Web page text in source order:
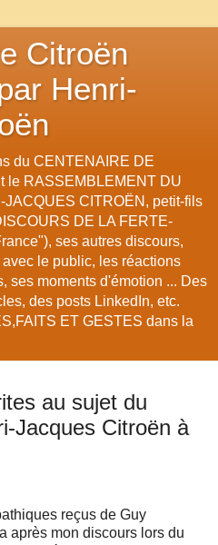
Citroën
Henri-
du CENTENAIRE DE
le RASSEMBLEMENT DU
CITROËN, petit-fils
DE LA FERTE-
ses autres discours,
le public, les réactions
ses moments d'émotion ... Des
des posts LinkedIn, etc.
ET GESTES dans la
au sujet du
Jacques Citroën à
reçus de Guy
après mon discours lors du